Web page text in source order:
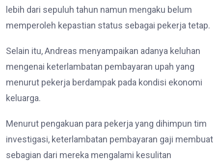
lebih dari sepuluh tahun namun mengaku belum
memperoleh kepastian status sebagai pekerja tetap.
Selain itu, Andreas menyampaikan adanya keluhan
mengenai keterlambatan pembayaran upah yang
menurut pekerja berdampak pada kondisi ekonomi
keluarga.
Menurut pengakuan para pekerja yang dihimpun tim
investigasi, keterlambatan pembayaran gaji membuat
sebagian dari mereka mengalami kesulitan